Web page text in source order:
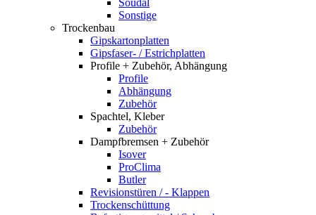
Soudal
Sonstige
Trockenbau
Gipskartonplatten
Gipsfaser- / Estrichplatten
Profile + Zubehör, Abhängung
Profile
Abhängung
Zubehör
Spachtel, Kleber
Zubehör
Dampfbremsen + Zubehör
Isover
ProClima
Butler
Revisionstüren / - Klappen
Trockenschüttung